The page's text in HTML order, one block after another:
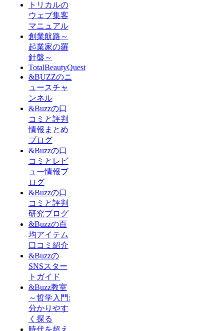
トリカルの
ウェブ集客
マニュアル
創業航路～
起業家の羅
針盤～
TotalBeautyQuest
&BUZZのニ
ュースチャ
ンネル
&Buzzの口
コミと評判
情報まとめ
ブログ
&Buzzの口
コミとレビ
ュー情報ブ
ログ
&Buzzの口
コミと評判
研究ブログ
&Buzzの百
均アイテム
口コミ紹介
&Buzzの
SNSスター
トガイド
&Buzz教室
～哲学入門:
分かりやす
く探る